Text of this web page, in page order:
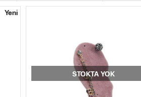
Yeni
STOKTA YOK